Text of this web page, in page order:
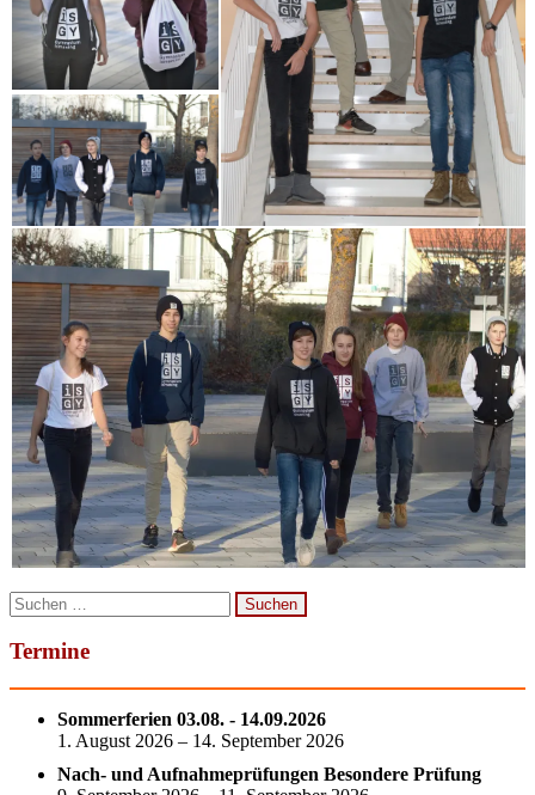
Suchen
nach:
Termine
Sommerferien 03.08. - 14.09.2026
1. August 2026 – 14. September 2026
Nach- und Aufnahmeprüfungen Besondere Prüfung